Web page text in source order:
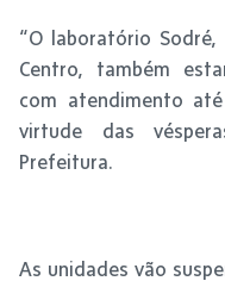
“O laboratório
Centro, também
com atendimento
virtude das
Prefeitura.
As unidades vão